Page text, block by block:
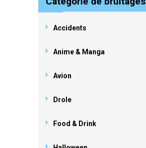
Accidents
Anime & Manga
Avion
Drole
Food & Drink